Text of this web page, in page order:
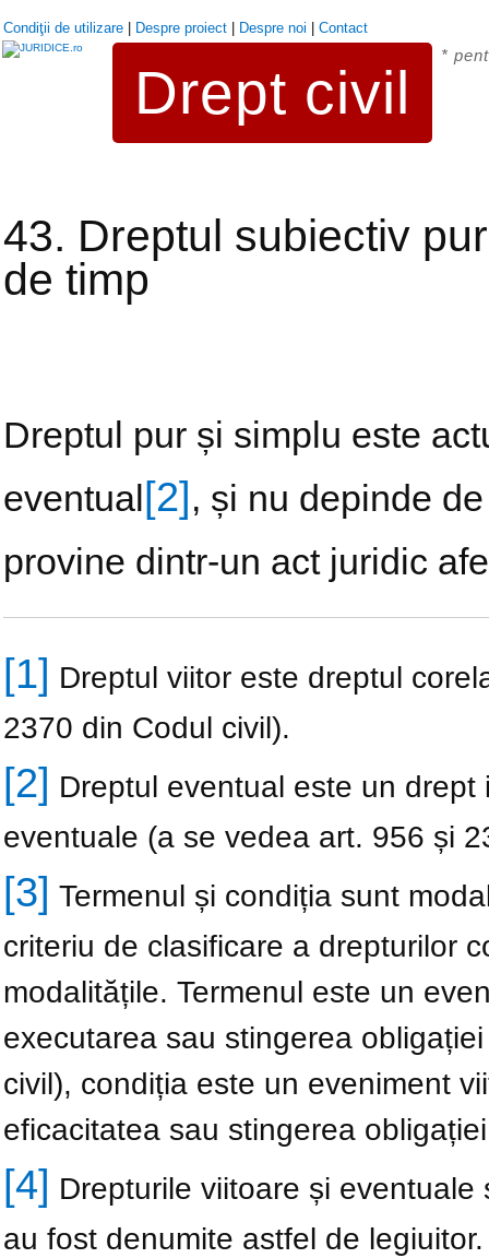
Condiţii de utilizare| Despre proiect| Despre noi Contact
Drept civil
*
43. Dreptul subiectiv
de timp
Dreptul pur și simplu este
eventual [2] , și nu depinde
provine dintr-un act juridic
[1] Dreptul viitor este dreptul
2370 din Codul civil).
[2] Dreptul eventual este un
eventuale (a se vedea art. 956 și
[3] Termenul și condiția sunt
criteriu de clasificare a drepturilor
modalitățile. Termenul este un
executarea sau stingerea
civil), condiția este un eveniment
eficacitatea sau stingerea
[4] Drepturile viitoare și
au fost denumite astfel de legiuitor.